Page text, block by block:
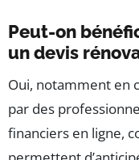
Peut-on
un devis
Oui, notamment en
par des
financiers en ligne,